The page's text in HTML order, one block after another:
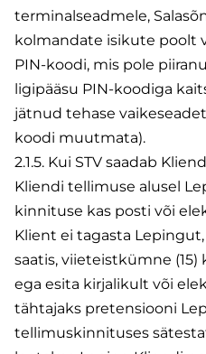
terminalseadmele,
kolmandate isikute poolt
PIN-koodi, mis pole
ligipääsu PIN-koodiga
jätnud tehase
koodi muutmata).
2.1.5. Kui STV saadab
Kliendi tellimuse alusel
kinnituse kas posti või
Klient ei tagasta Lepingut,
saatis, viieteistkümne (15)
ega esita kirjalikult või
tähtajaks pretensiooni
tellimuskinnituses